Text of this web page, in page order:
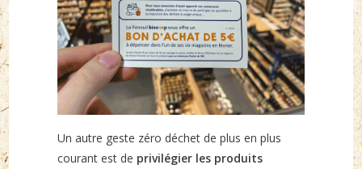
Un autre geste zéro déchet de plus en plus
courant est de privilégier les produits